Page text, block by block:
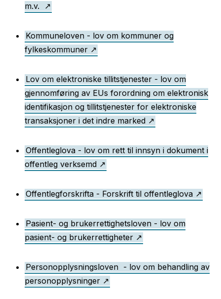
m.v.
Kommuneloven - lov om kommuner og
fylkeskommuner
Lov om elektroniske tillitstjenester - lov om
gjennomføring av EUs forordning om elektronisk
identifikasjon og tillitstjenester for elektroniske
transaksjoner i det indre marked
Offentleglova - lov om rett til innsyn i dokument i
offentleg verksemd
Offentlegforskrifta - Forskrift til offentleglova
Pasient- og brukerrettighetsloven - lov om
pasient- og brukerrettigheter
Personopplysningsloven - lov om behandling av
personopplysninger